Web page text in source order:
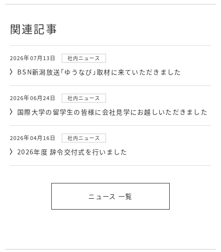
関連記事
2026年07月13日 社内ニュース
BSN新潟放送「ゆうなび」取材に来ていただきました
2026年06月24日 社内ニュース
国際大学の留学生の皆様に会社見学にお越しいただきました
2026年04月16日 社内ニュース
2026年度 辞令交付式を行いました
ニュース 一覧